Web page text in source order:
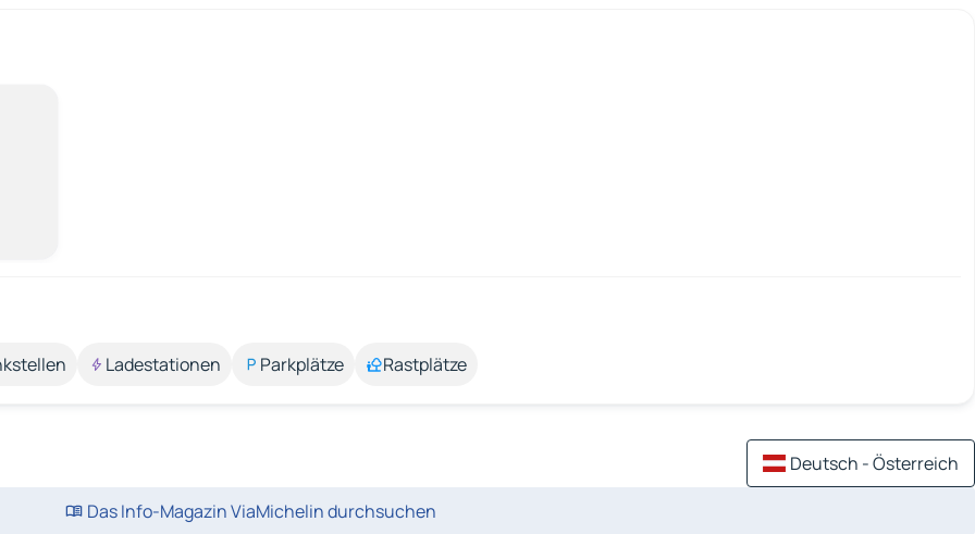
Ladestationen Parkplätze Rastplätze
Deutsch - Österreich
Das Info-Magazin ViaMichelin durchsuchen